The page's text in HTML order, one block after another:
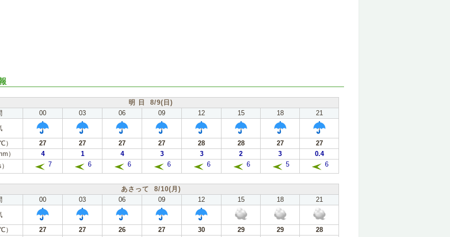
明 日 8/9(日)
00 03 06 09 12 15 18
21
27 27 27 27 28 28 27
27
）
4 1 4 3 3 2 3
0.4
7 6 6 6 6 6 5 6
あさって 8/10(月)
00 03 06 09 12 15 18
21
27 27 26 27 30 29 29
28